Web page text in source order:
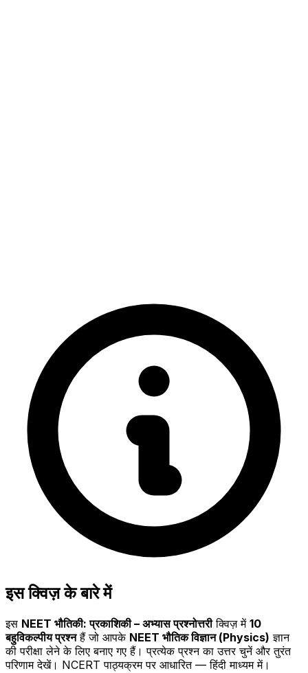
इस क्विज़ के बारे में
इस NEET भौतिकी: प्रकाशिकी – अभ्यास प्रश्नोत्तरीक्विज़ में 10
बहुविकल्पीय प्रश्नहैं जो आपके NEET भौतिक विज्ञान (Physics) ज्ञान
की परीक्षा लेने के लिए बनाए गए हैं। प्रत्येक प्रश्न का उत्तर चुनें और तुरंत
परिणाम देखें। NCERT पाठ्यक्रम पर आधारित — हिंदी माध्यम में।